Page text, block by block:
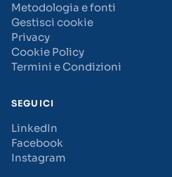
Metodologia e fonti
Gestisci cookie
Privacy
Cookie Policy
Termini e Condizioni
SEGUICI
LinkedIn
Facebook
Instagram